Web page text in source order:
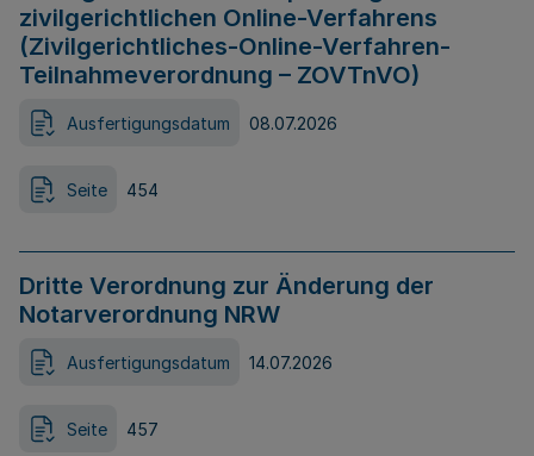
zivilgerichtlichen Online-Verfahrens
(Zivilgerichtliches-Online-Verfahren-
Teilnahmeverordnung – ZOVTnVO)
Ausfertigungsdatum 08.07.2026
Seite 454
Dritte Verordnung zur Änderung der
Notarverordnung NRW
Ausfertigungsdatum 14.07.2026
Seite 457